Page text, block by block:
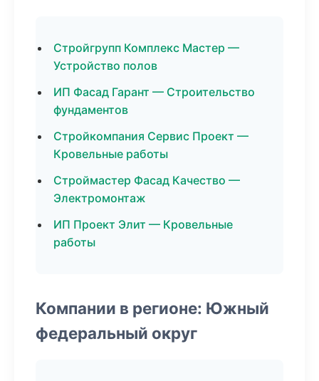
Стройгрупп Комплекс Мастер —
Устройство полов
ИП Фасад Гарант — Строительство
фундаментов
Стройкомпания Сервис Проект —
Кровельные работы
Строймастер Фасад Качество —
Электромонтаж
ИП Проект Элит — Кровельные
работы
Компании в регионе: Южный
федеральный округ